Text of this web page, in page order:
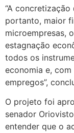
“A
portanto, maior
microempresas,
estagnação
todos os
economia e,
empregos”,
O projeto foi
senador
entender que o